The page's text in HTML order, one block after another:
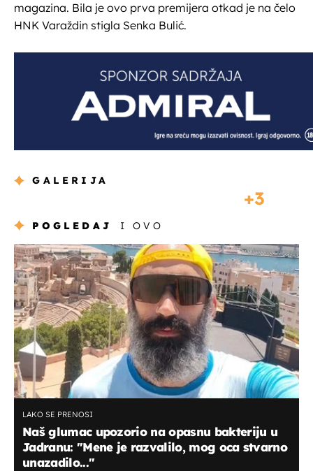
magazina. Bila je ovo prva premijera otkad je na čelo
HNK Varaždin stigla Senka Bulić.
GALERIJA
3
POGLEDAJ I OVO
LAKO SE PRENOSI
Naš glumac upozorio na opasnu bakteriju u
Jadranu: "Mene je razvalilo, mog oca stvarno
unazadilo..."